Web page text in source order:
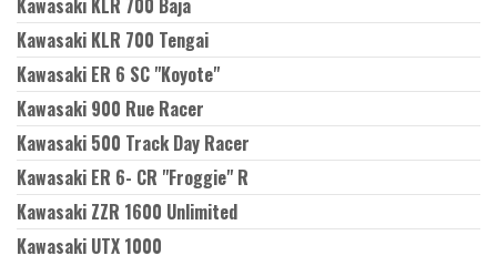
Kawasaki KLR 700 Baja
Kawasaki KLR 700 Tengai
Kawasaki ER 6 SC "Koyote"
Kawasaki 900 Rue Racer
Kawasaki 500 Track Day Racer
Kawasaki ER 6- CR "Froggie" R
Kawasaki ZZR 1600 Unlimited
Kawasaki UTX 1000